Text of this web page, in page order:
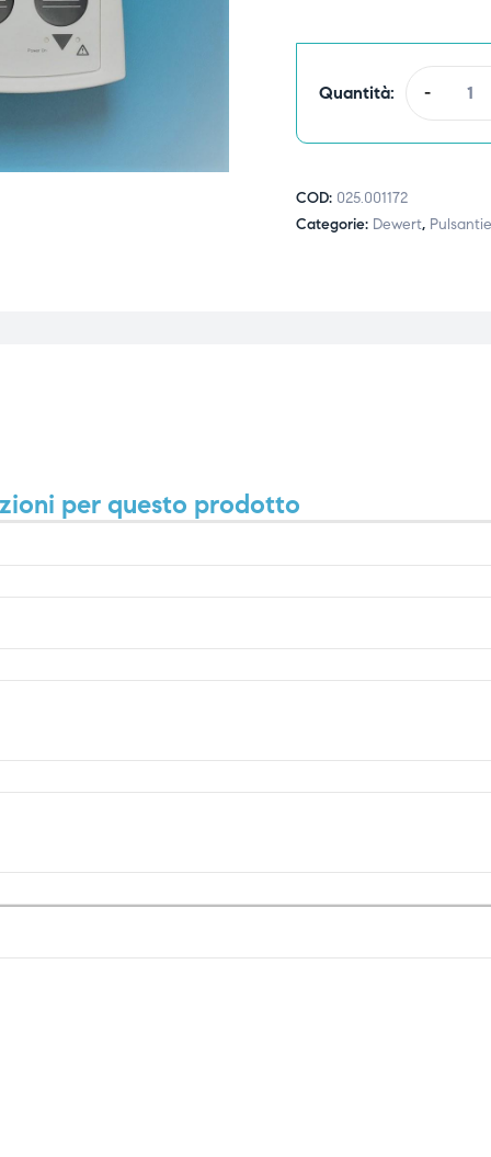
Quantità: -
COD: 025.001172
Categorie: Dewert,
per questo prodotto